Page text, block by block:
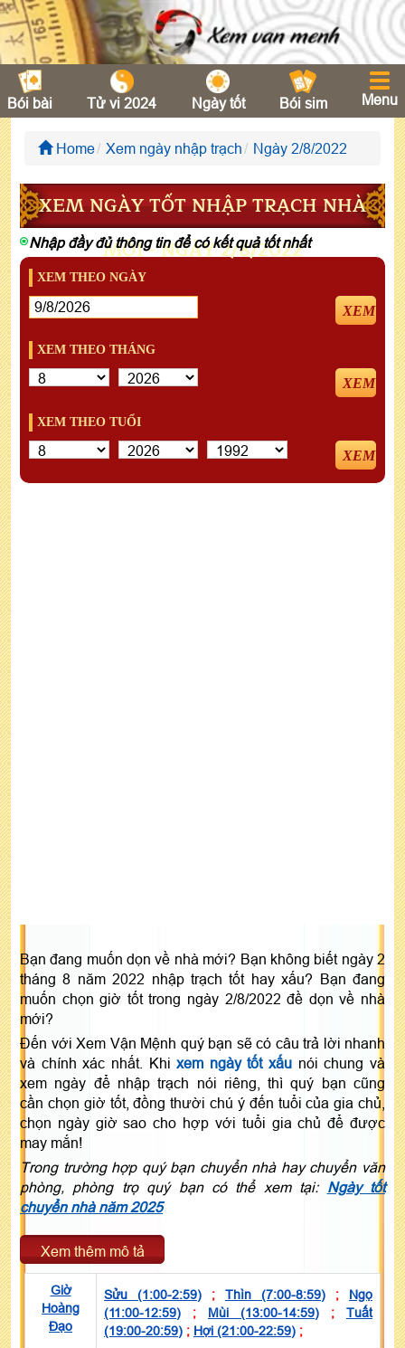
Bói bài Tử vi 2024 Ngày tốt Bói sim Menu
Home Xem ngày nhập trạch Ngày 2/8/2022
XEM NGÀY TỐT NHẬP TRẠCH NHÀ
MỚI - NGÀY 2/8/2022
Nhập đầy đủ thông tin để có kết quả tốt nhất
XEM THEO NGÀY
XEM
XEM THEO THÁNG
XEM
XEM THEO TUỔI
XEM
Bạn đang muốn dọn về nhà mới? Bạn không biết ngày 2
tháng 8 năm 2022 nhập trạch tốt hay xấu? Bạn đang
muốn chọn giờ tốt trong ngày 2/8/2022 đề dọn về nhà
mới?
Đến với Xem Vận Mệnh quý bạn sẽ có câu trả lời nhanh
và chính xác nhất. Khixem ngày tốt xấu nói chung và
xem ngày để nhập trạch nói riêng, thì quý bạn cũng
cần chọn giờ tốt, đồng thười chú ý đến tuổi của gia chủ,
chọn ngày giờ sao cho hợp với tuổi gia chủ để được
may mắn!
Trong trường hợp quý bạn chuyển nhà hay chuyển văn
phòng, phòng trọ quý bạn có thể xem tại: Ngày tốt
chuyển nhà năm 2025
Xem thêm mô tả
Giờ
Hoàng
Đạo
Sửu (1:00-2:59) ; Thìn (7:00-8:59) ; Ngọ
(11:00-12:59) ; Mùi (13:00-14:59) ; Tuất
(19:00-20:59) ; Hợi (21:00-22:59) ;